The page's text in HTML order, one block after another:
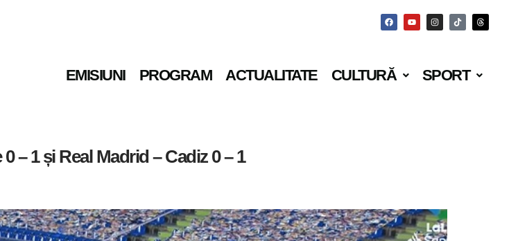
EMISIUNI PROGRAM ACTUALITATE CULTURĂ SPORT
– 1 și Real Madrid – Cadiz 0 – 1